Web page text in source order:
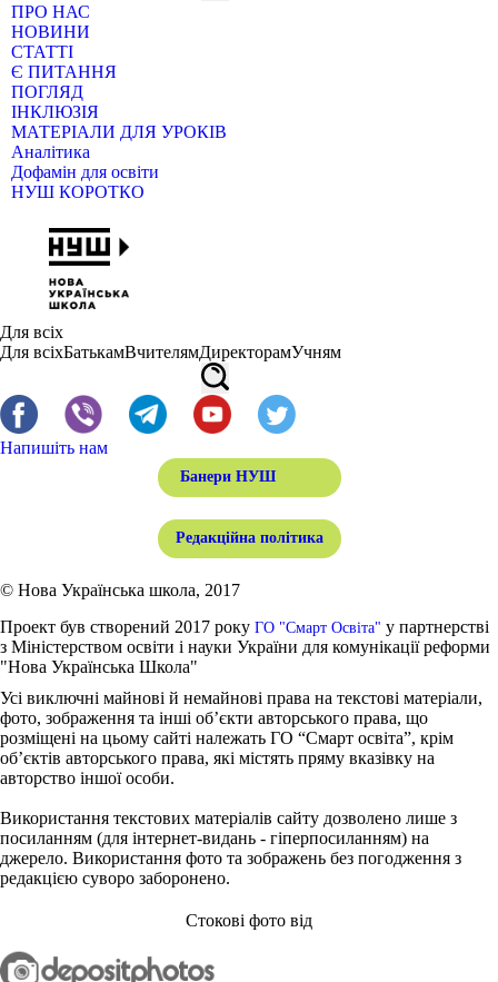
ПРО НАС
НОВИНИ
СТАТТІ
Є ПИТАННЯ
ПОГЛЯД
ІНКЛЮЗІЯ
МАТЕРІАЛИ ДЛЯ УРОКІВ
Аналітика
Дофамін для освіти
НУШ КОРОТКО
Для всіх
Для всіхБатькамВчителямДиректорамУчням
Напишіть нам
Банери НУШ
Редакційна політика
© Нова Українська школа, 2017
Проект був створений 2017 року ГО "Смарт Освіта" у партнерстві
з Міністерством освіти і науки України для комунікації реформи
"Нова Українська Школа"
Усі виключні майнові й немайнові права на текстові матеріали,
фото, зображення та інші об’єкти авторського права, що
розміщені на цьому сайті належать ГО “Смарт освіта”, крім
об’єктів авторського права, які містять пряму вказівку на
авторство іншої особи.
Використання текстових матеріалів сайту дозволено лише з
посиланням (для інтернет-видань - гіперпосиланням) на
джерело. Використання фото та зображень без погодження з
редакцією суворо заборонено.
Стокові фото від